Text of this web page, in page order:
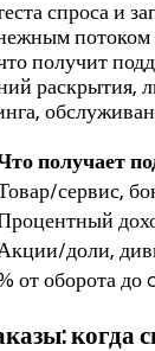
спроса
получит
получает
сервис,
доли,
от оборота до
когда